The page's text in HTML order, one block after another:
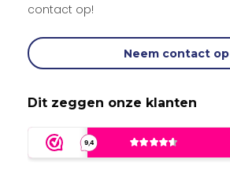
contact op!
Neem contact op
Dit zeggen onze klanten